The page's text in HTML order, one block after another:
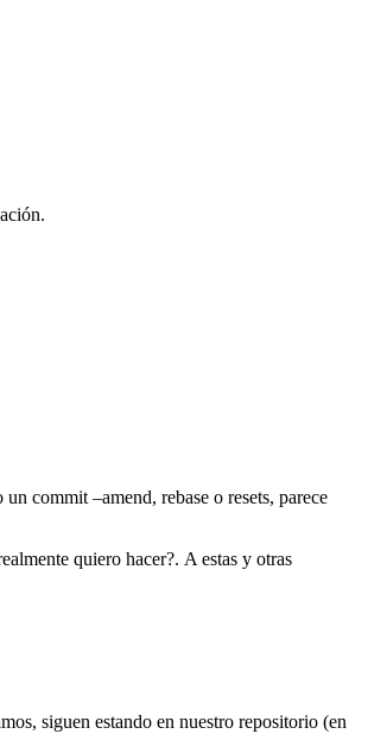
commit –amend, rebase o resets, parece
quiero hacer?. A estas y otras
siguen estando en nuestro repositorio (en